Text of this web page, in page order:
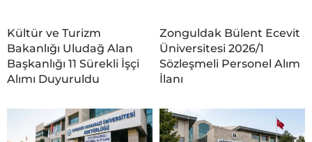
Kültür ve Turizm
Bakanlığı Uludağ Alan
Başkanlığı 11 Sürekli İşçi
Alımı Duyuruldu
Zonguldak Bülent Ecevit
Üniversitesi 2026/1
Sözleşmeli Personel Alım
İlanı